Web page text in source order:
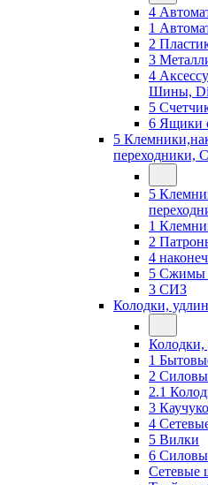
4
1
2
3
4
Шины,
5
6 Ящики
5
переходники,
5
1
2
4
5 Сжимы
3 СИЗ
Колодки,
Колодки,
1
2
2.1
3
4
5 Вилки
6
Сетевые